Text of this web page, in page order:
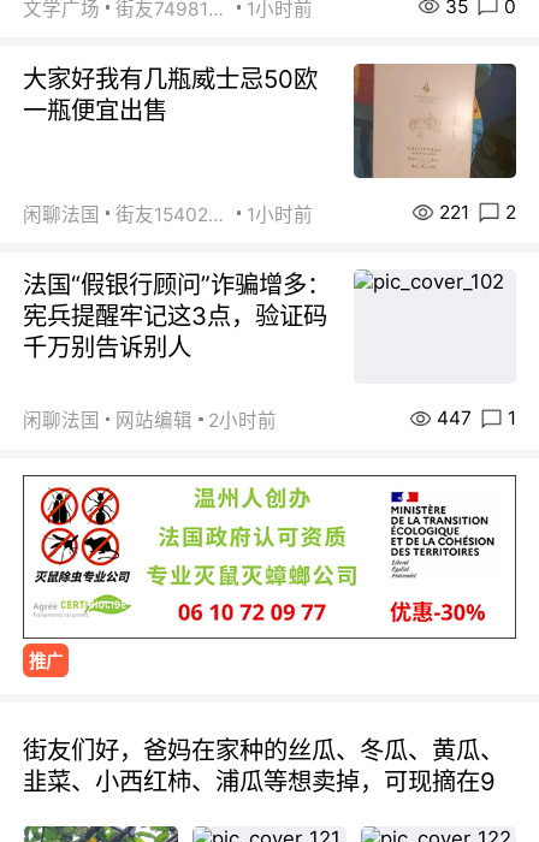
文学广场 街友74981146 1小时前 35 0
大家好我有几瓶威士忌50欧
一瓶便宜出售
闲聊法国 街友15402223 1小时前 221 2
法国“假银行顾问”诈骗增多：
宪兵提醒牢记这3点，验证码
千万别告诉别人
闲聊法国 网站编辑 2小时前 447 1
推广
街友们好，爸妈在家种的丝瓜、冬瓜、黄瓜、
韭菜、小西红柿、浦瓜等想卖掉，可现摘在9